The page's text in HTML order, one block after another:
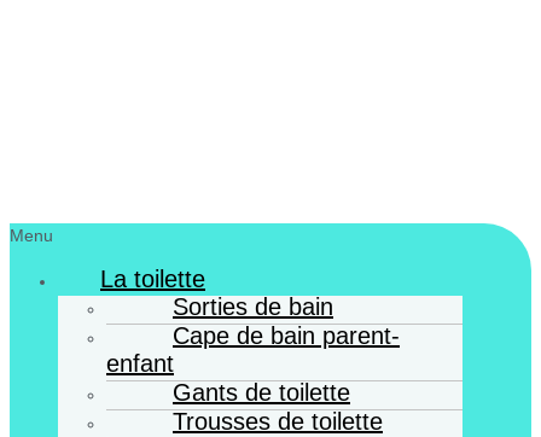
Menu
La toilette
Sorties de bain
Cape de bain parent-
enfant
Gants de toilette
Trousses de toilette